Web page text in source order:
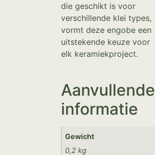
die geschikt is voor
verschillende klei types,
vormt deze engobe een
uitstekende keuze voor
elk keramiekproject.
Aanvullende
informatie
Gewicht
0,2 kg